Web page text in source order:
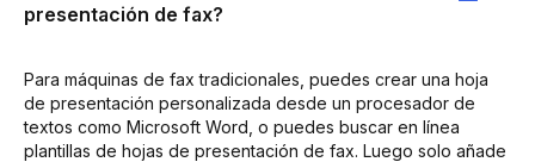
presentación de fax?
Para máquinas de fax tradicionales, puedes crear una hoja
de presentación personalizada desde un procesador de
textos como Microsoft Word, o puedes buscar en línea
plantillas de hojas de presentación de fax. Luego solo añade